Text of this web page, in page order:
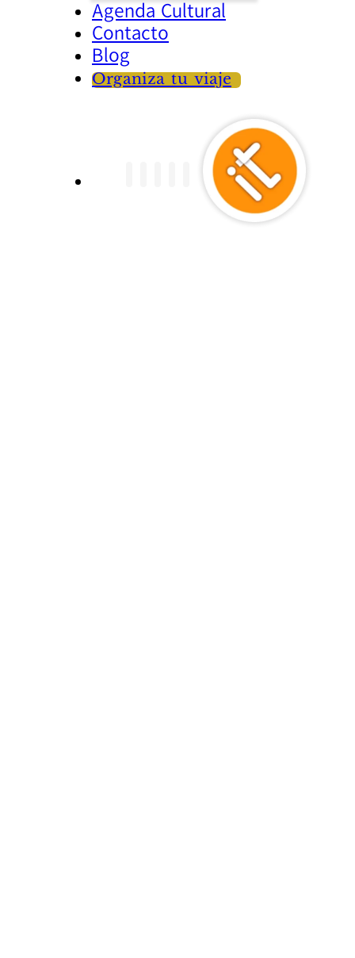
Agenda Cultural
Contacto
Blog
Organiza tu viaje